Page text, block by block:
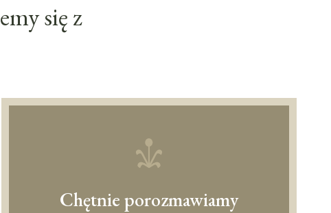
się z
Chętnie porozmawiamy